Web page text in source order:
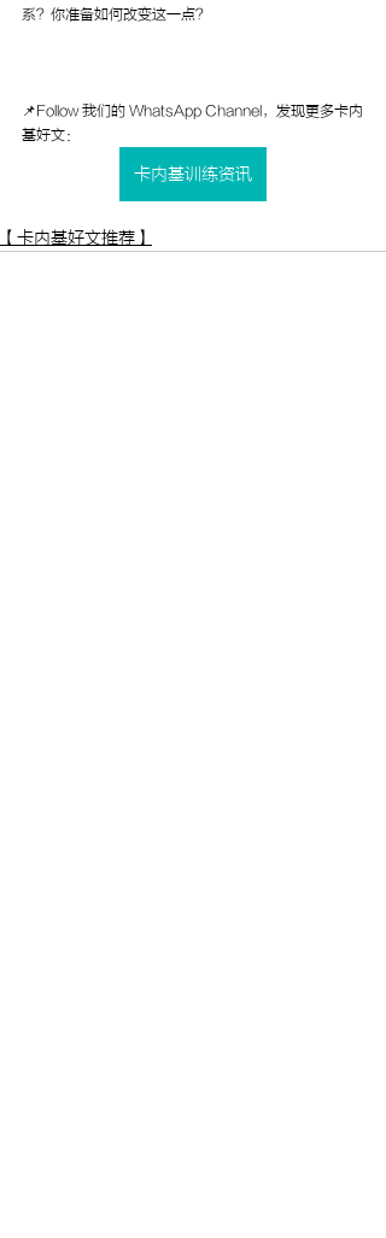
系？你准备如何改变这一点？
📌Follow 我们的 WhatsApp Channel，发现更多卡内
基好文：
卡内基训练资讯
【卡内基好文推荐】